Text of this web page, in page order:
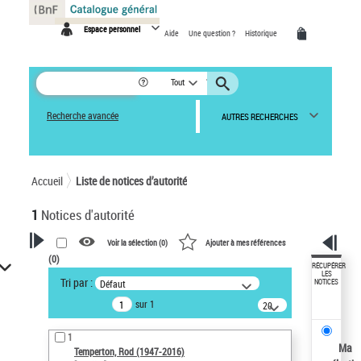
Espace personnel Aide Une question ? Historique
Tout
Recherche avancée AUTRES RECHERCHES
Accueil Liste de notices d’autorité
1 Notices d'autorité
VOTRE RECHERCHE
Recherche avancée dans les
notices d’autorité
Œuvres liées à l'auteur :
Temperton, Rod (1947-2016)
Voir la sélection (0) Ajouter à mes références
(0)
Tri par : Défaut
sur 1
20
résultats/page
1
Temperton, Rod (1947-2016)
RÉCUPÉRER
LES
NOTICES
Ma
Panneau de gestion des cookies